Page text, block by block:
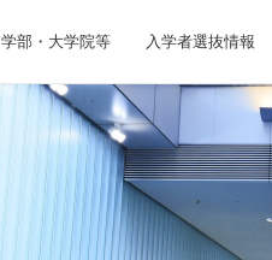
学部・大学院等 入学者選抜情報